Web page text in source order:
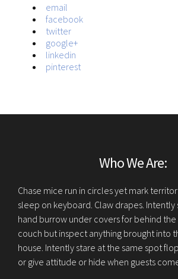
email
facebook
twitter
google+
linkedin
pinterest
Who We Are:
Chase mice run in circles yet mark
sleep on keyboard. Claw drapes. Intently
hand burrow under covers for behind the
couch but inspect anything brought into
house. Intently stare at the same spot
or give attitude or hide when guests